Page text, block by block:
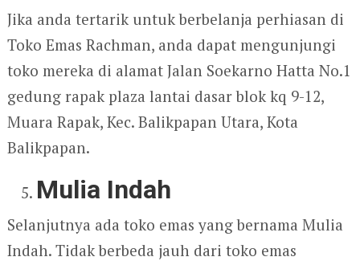
Jika anda tertarik untuk berbelanja perhiasan di
Toko Emas Rachman, anda dapat mengunjungi
toko mereka di alamat Jalan Soekarno Hatta No.1
gedung rapak plaza lantai dasar blok kq 9-12,
Muara Rapak, Kec. Balikpapan Utara, Kota
Balikpapan.
Mulia Indah
Selanjutnya ada toko emas yang bernama Mulia
Indah. Tidak berbeda jauh dari toko emas